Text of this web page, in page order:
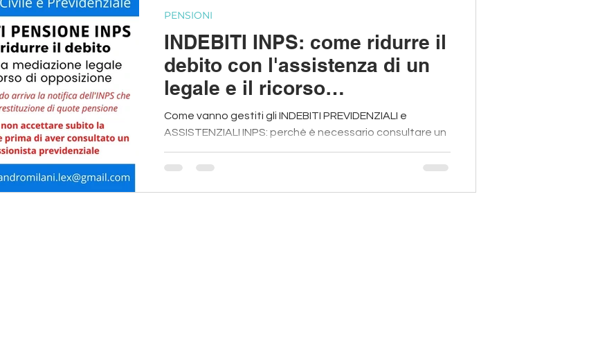
INDEBITI INPS: come ridurre il
debito con l'assistenza di un
legale e il ricorso
amministrativo
Come vanno gestiti gli INDEBITI PREVIDENZIALI e
ASSISTENZIALI INPS: perchè è necessario consultare un
PENSIONI